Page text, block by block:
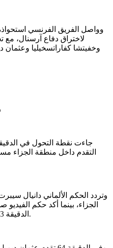
وواصل الفريق الفرنسي
لاختراق دفاع آرسنال،
وخفيتشا كفاراتسخيليا وعثمان
التقدم داخل منطقة الجزاء
وتردد الحكم الألماني دانيال
الجزاء، بينما أكد حكم
الدقيقة 63 وسط اعتراضات لاعبي آرسنال.